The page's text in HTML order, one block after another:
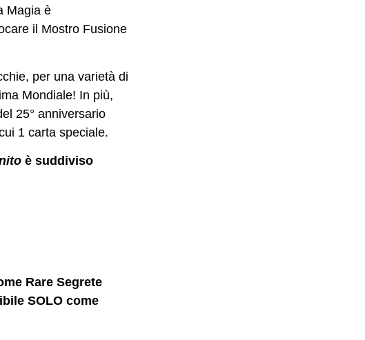
Magia è
il Mostro Fusione
per una varietà di
Mondiale! In più,
25° anniversario
1 carta speciale.
è suddiviso
Rare Segrete
SOLO come